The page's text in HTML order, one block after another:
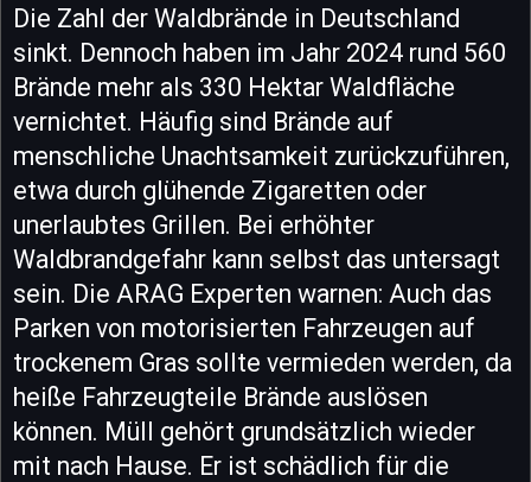
Die Zahl der Waldbrände in Deutschland
sinkt. Dennoch haben im Jahr 2024 rund 560
Brände mehr als 330 Hektar Waldfläche
vernichtet. Häufig sind Brände auf
menschliche Unachtsamkeit zurückzuführen,
etwa durch glühende Zigaretten oder
unerlaubtes Grillen. Bei erhöhter
Waldbrandgefahr kann selbst das untersagt
sein. Die ARAG Experten warnen: Auch das
Parken von motorisierten Fahrzeugen auf
trockenem Gras sollte vermieden werden, da
heiße Fahrzeugteile Brände auslösen
können. Müll gehört grundsätzlich wieder
mit nach Hause. Er ist schädlich für die